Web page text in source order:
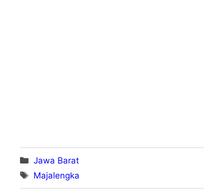
Kategori
Jawa Barat
Tag
Majalengka